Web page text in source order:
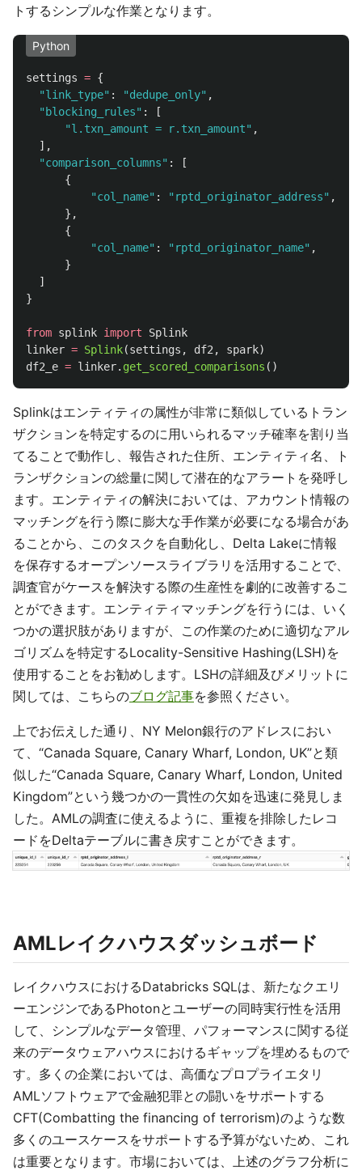
トするシンプルな作業となります。
Python
settings = {
"link_type" : "dedupe_only" ,
"blocking_rules" :
[
"l.txn_amount = r.txn_amount" ,
],
"comparison_columns" :
[
{
"col_name" : " rptd_originator_address" ,
},
{
"col_name" : " rptd_originator_name" ,
}
]
}
from splink import
Splink
linker = Splink(settings , df2 , spark)
df2_e = linker. get_scored_comparisons ()
Splinkはエンティティの属性が非常に類似しているトラン
ザクションを特定するのに用いられるマッチ確率を割り当
てることで動作し、報告された住所、エンティティ名、ト
ランザクションの総量に関して潜在的なアラートを発呼し
ます。エンティティの解決においては、アカウント情報の
マッチングを行う際に膨大な手作業が必要になる場合があ
ることから、このタスクを自動化し、Delta Lakeに情報
を保存するオープンソースライブラリを活用することで、
調査官がケースを解決する際の生産性を劇的に改善するこ
とができます。エンティティマッチングを行うには、いく
つかの選択肢がありますが、この作業のために適切なアル
ゴリズムを特定するLocality-Sensitive Hashing(LSH)を
使用することをお勧めします。LSHの詳細及びメリットに
関しては、こちらのブログ記事を参照ください。
上でお伝えした通り、NY Melon銀行のアドレスにおい
て、“Canada Square, Canary Wharf, London, UK”と類
似した“Canada Square, Canary Wharf, London, United
Kingdom”という幾つかの一貫性の欠如を迅速に発見しま
した。AMLの調査に使えるように、重複を排除したレコ
ードをDeltaテーブルに書き戻すことができます。
AMLレイクハウスダッシュボード
レイクハウスにおけるDatabricks SQLは、新たなクエリ
ーエンジンであるPhotonとユーザーの同時実行性を活用
して、シンプルなデータ管理、パフォーマンスに関する従
来のデータウェアハウスにおけるギャップを埋めるもので
す。多くの企業においては、高価なプロプライエタリ
AMLソフトウェアで金融犯罪との闘いをサポートする
CFT(Combatting the financing of terrorism)のような数
多くのユースケースをサポートする予算がないため、これ
は重要となります。市場においては、上述のグラフ分析に